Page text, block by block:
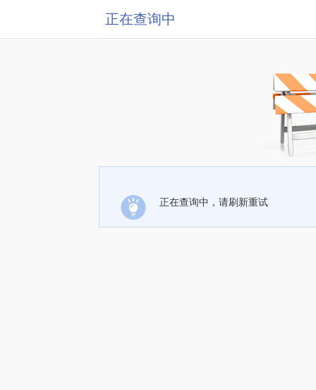
正在查询中
正在查询中，请刷新重试